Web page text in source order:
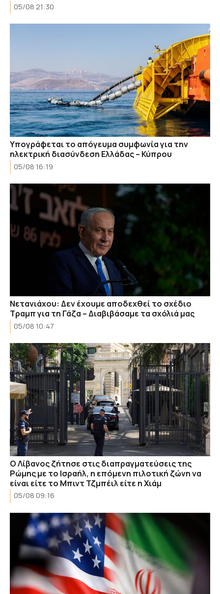
05/08 21:30
Υπογράφεται το απόγευμα συμφωνία για την
ηλεκτρική διασύνδεση Ελλάδας – Κύπρου
05/08 16:19
Νετανιάχου: Δεν έχουμε αποδεχθεί το σχέδιο
Τραμπ για τη Γάζα – Διαβιβάσαμε τα σχόλιά μας
05/08 10:47
Ο Λίβανος ζήτησε στις διαπραγματεύσεις της
Ρώμης με το Ισραήλ, η επόμενη πιλοτική ζώνη να
είναι είτε το Μπιντ Τζμπέιλ είτε η Χιάμ
05/08 09:16